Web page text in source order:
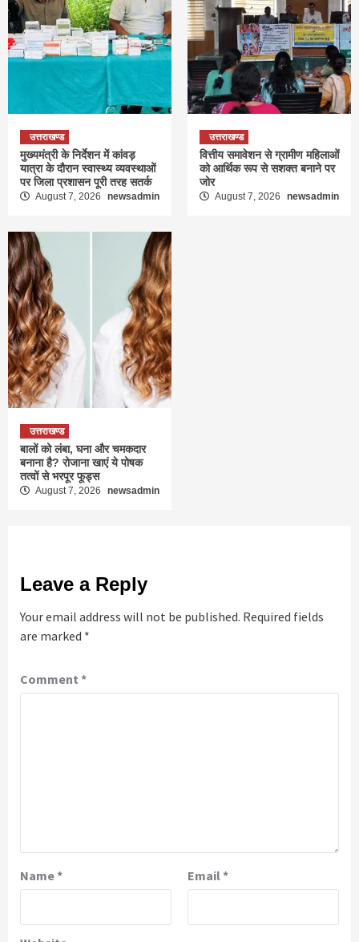
उत्तराखण्ड
मुख्यमंत्री के निर्देशन में कांवड़
यात्रा के दौरान स्वास्थ्य व्यवस्थाओं
पर जिला प्रशासन पूरी तरह सतर्क
August 7, 2026 newsadmin
उत्तराखण्ड
वित्तीय समावेशन से ग्रामीण महिलाओं
को आर्थिक रूप से सशक्त बनाने पर
जोर
August 7, 2026 newsadmin
उत्तराखण्ड
बालों को लंबा, घना और चमकदार
बनाना है? रोजाना खाएं ये पोषक
तत्वों से भरपूर फूड्स
August 7, 2026 newsadmin
Leave a Reply
Your email address will not be published. Required fields
are marked *
Comment *
Name* Email *